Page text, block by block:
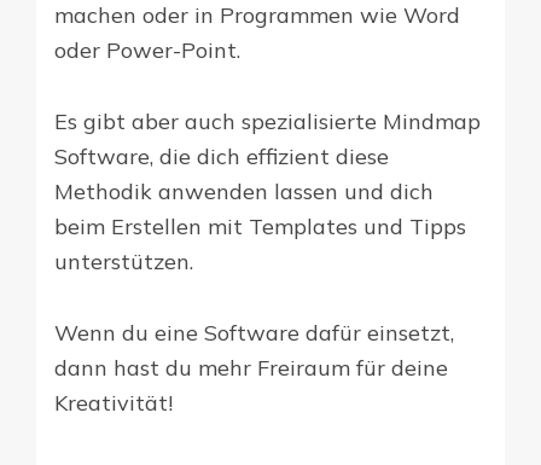
machen oder in Programmen wie Word
oder Power-Point.
Es gibt aber auch spezialisierte Mindmap
Software, die dich effizient diese
Methodik anwenden lassen und dich
beim Erstellen mit Templates und Tipps
unterstützen.
Wenn du eine Software dafür einsetzt,
dann hast du mehr Freiraum für deine
Kreativität!